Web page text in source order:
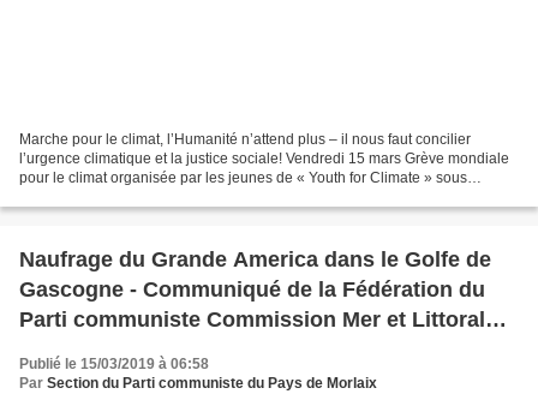
Marche pour le climat, l’Humanité n’attend plus – il nous faut concilier
l’urgence climatique et la justice sociale! Vendredi 15 mars Grève mondiale
pour le climat organisée par les jeunes de « Youth for Climate » sous
Naufrage du Grande America dans le Golfe de
Gascogne - Communiqué de la Fédération du
Parti communiste Commission Mer et Littoral
(14 mars 2019)
Publié le 15/03/2019 à 06:58
Par Section du Parti communiste du Pays de Morlaix